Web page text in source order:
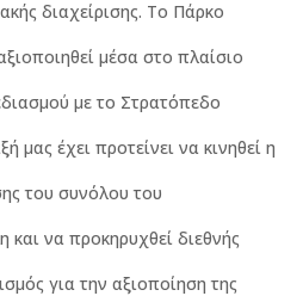
διαχείρισης. Το Πάρκο
μέσα στο πλαίσιο
με το Στρατόπεδο
μας έχει προτείνει να κινηθεί η
του συνόλου του
να προκηρυχθεί διεθνής
για την αξιοποίηση της